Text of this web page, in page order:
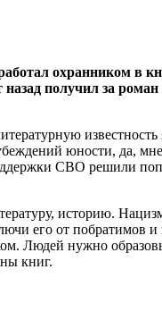
охранником в
получил за
юности, да,
СВО решили
историю.
его от побратимов
Людей нужно
книг.